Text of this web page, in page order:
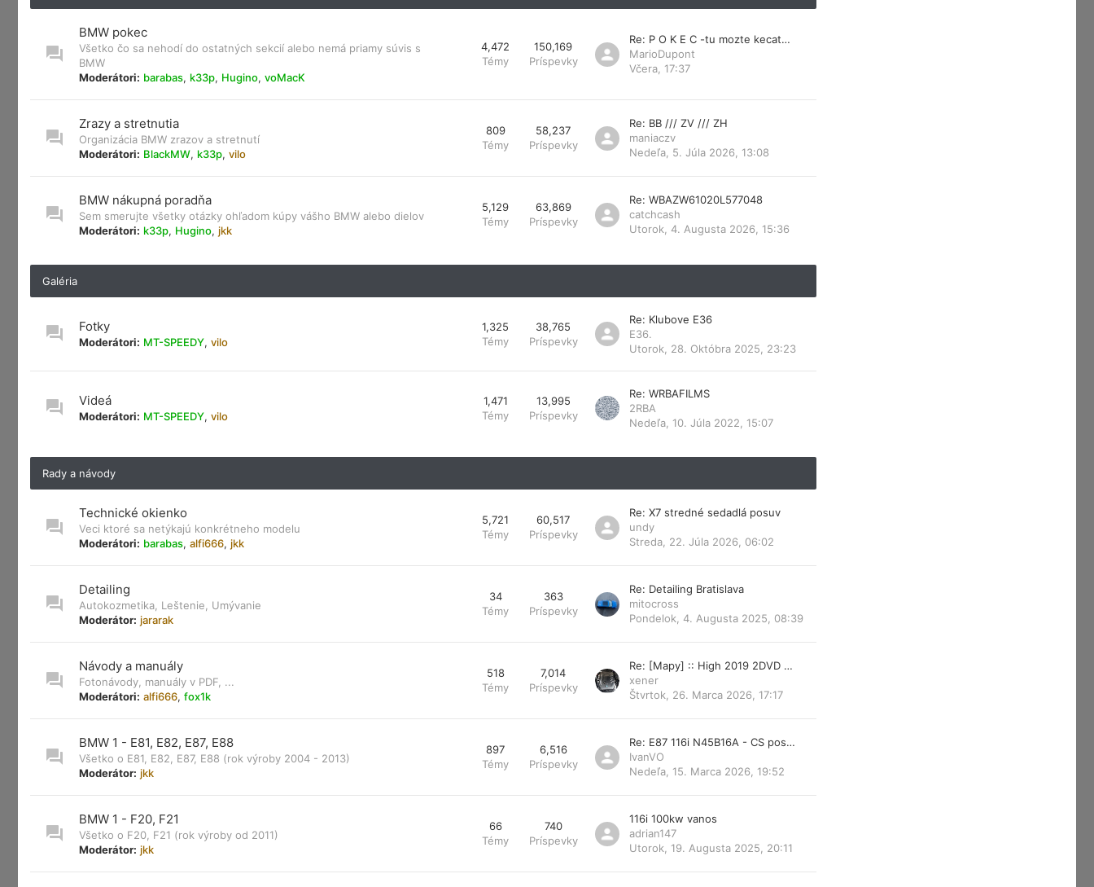
BMW pokec
Všetko čo sa nehodí do ostatných sekcií alebo nemá priamy súvis s
BMW
Moderátori: barabas, k33p, Hugino, voMacK
4,472
Témy
150,169
Príspevky
Re: P O K E C -tu mozte kecat…
MarioDupont
Včera, 17:37
Zrazy a stretnutia
Organizácia BMW zrazov a stretnutí
Moderátori: BlackMW, k33p, vilo
809
Témy
58,237
Príspevky
Re: BB /// ZV /// ZH
maniaczv
Nedeľa, 5. Júla 2026, 13:08
BMW nákupná poradňa
Sem smerujte všetky otázky ohľadom kúpy vášho BMW alebo dielov
Moderátori: k33p, Hugino, jkk
5,129
Témy
63,869
Príspevky
Re: WBAZW61020L577048
catchcash
Utorok, 4. Augusta 2026, 15:36
Galéria
Fotky
Moderátori: MT-SPEEDY, vilo
1,325
Témy
38,765
Príspevky
Re: Klubove E36
E36.
Utorok, 28. Októbra 2025, 23:23
Videá
Moderátori: MT-SPEEDY, vilo
1,471
Témy
13,995
Príspevky
Re: WRBAFILMS
2RBA
Nedeľa, 10. Júla 2022, 15:07
Rady a návody
Technické okienko
Veci ktoré sa netýkajú konkrétneho modelu
Moderátori: barabas, alfi666, jkk
5,721
Témy
60,517
Príspevky
Re: X7 stredné sedadlá posuv
undy
Streda, 22. Júla 2026, 06:02
Detailing
Autokozmetika, Leštenie, Umývanie
Moderátor: jararak
34
Témy
363
Príspevky
Re: Detailing Bratislava
mitocross
Pondelok, 4. Augusta 2025, 08:39
Návody a manuály
Fotonávody, manuály v PDF, ...
Moderátori: alfi666, fox1k
518
Témy
7,014
Príspevky
Re: [Mapy] :: High 2019 2DVD …
xener
Štvrtok, 26. Marca 2026, 17:17
BMW 1 - E81, E82, E87, E88
Všetko o E81, E82, E87, E88 (rok výroby 2004 - 2013)
Moderátor: jkk
897
Témy
6,516
Príspevky
Re: E87 116i N45B16A - CS pos…
IvanVO
Nedeľa, 15. Marca 2026, 19:52
BMW 1 - F20, F21
Všetko o F20, F21 (rok výroby od 2011)
Moderátor: jkk
66
Témy
740
Príspevky
116i 100kw vanos
adrian147
Utorok, 19. Augusta 2025, 20:11